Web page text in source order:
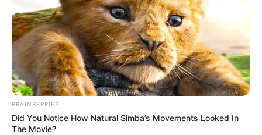
BRAINBERRIES
Did You Notice How Natural Simba’s Movements Looked In
The Movie?